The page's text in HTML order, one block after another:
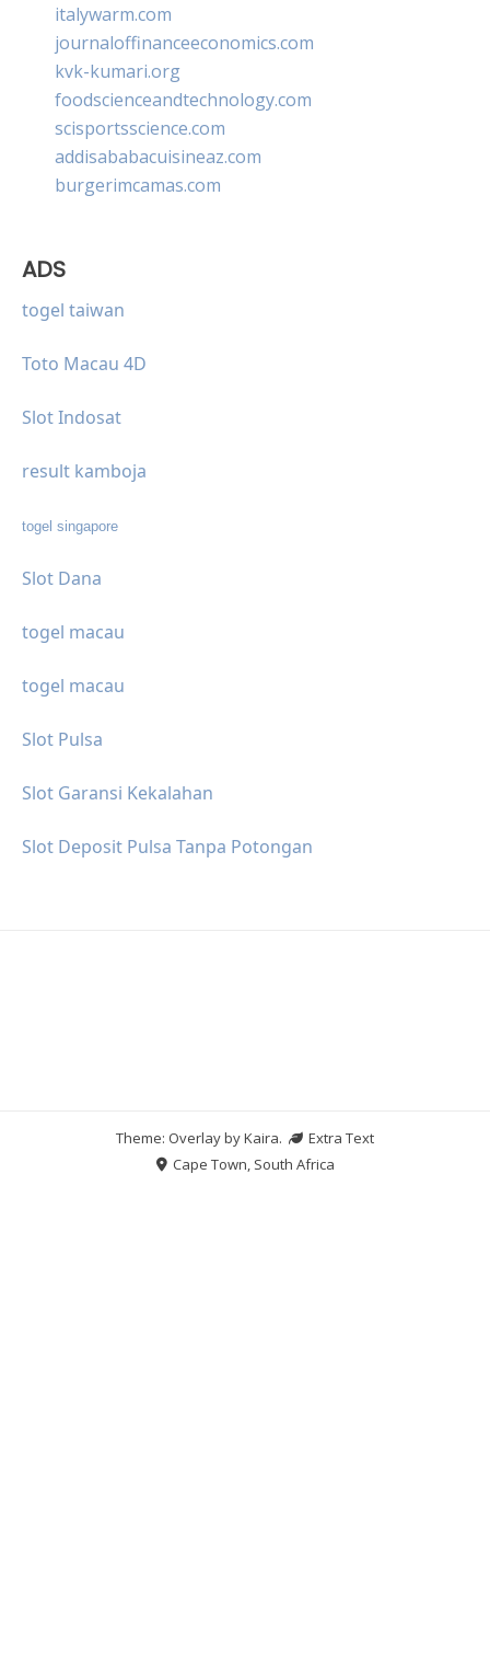
italywarm.com
journaloffinanceeconomics.com
kvk-kumari.org
foodscienceandtechnology.com
scisportsscience.com
addisababacuisineaz.com
burgerimcamas.com
ADS
togel taiwan
Toto Macau 4D
Slot Indosat
result kamboja
togel singapore
Slot Dana
togel macau
togel macau
Slot Pulsa
Slot Garansi Kekalahan
Slot Deposit Pulsa Tanpa Potongan
Theme: Overlay byKaira.
Extra Text
Cape Town, South Africa